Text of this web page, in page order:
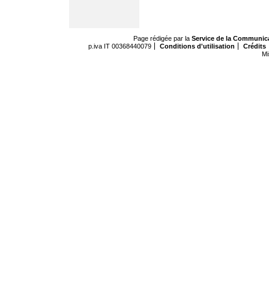
Page rédigée par la Service de la
p.iva IT 00368440079
Conditions d'utilisation
Crédits